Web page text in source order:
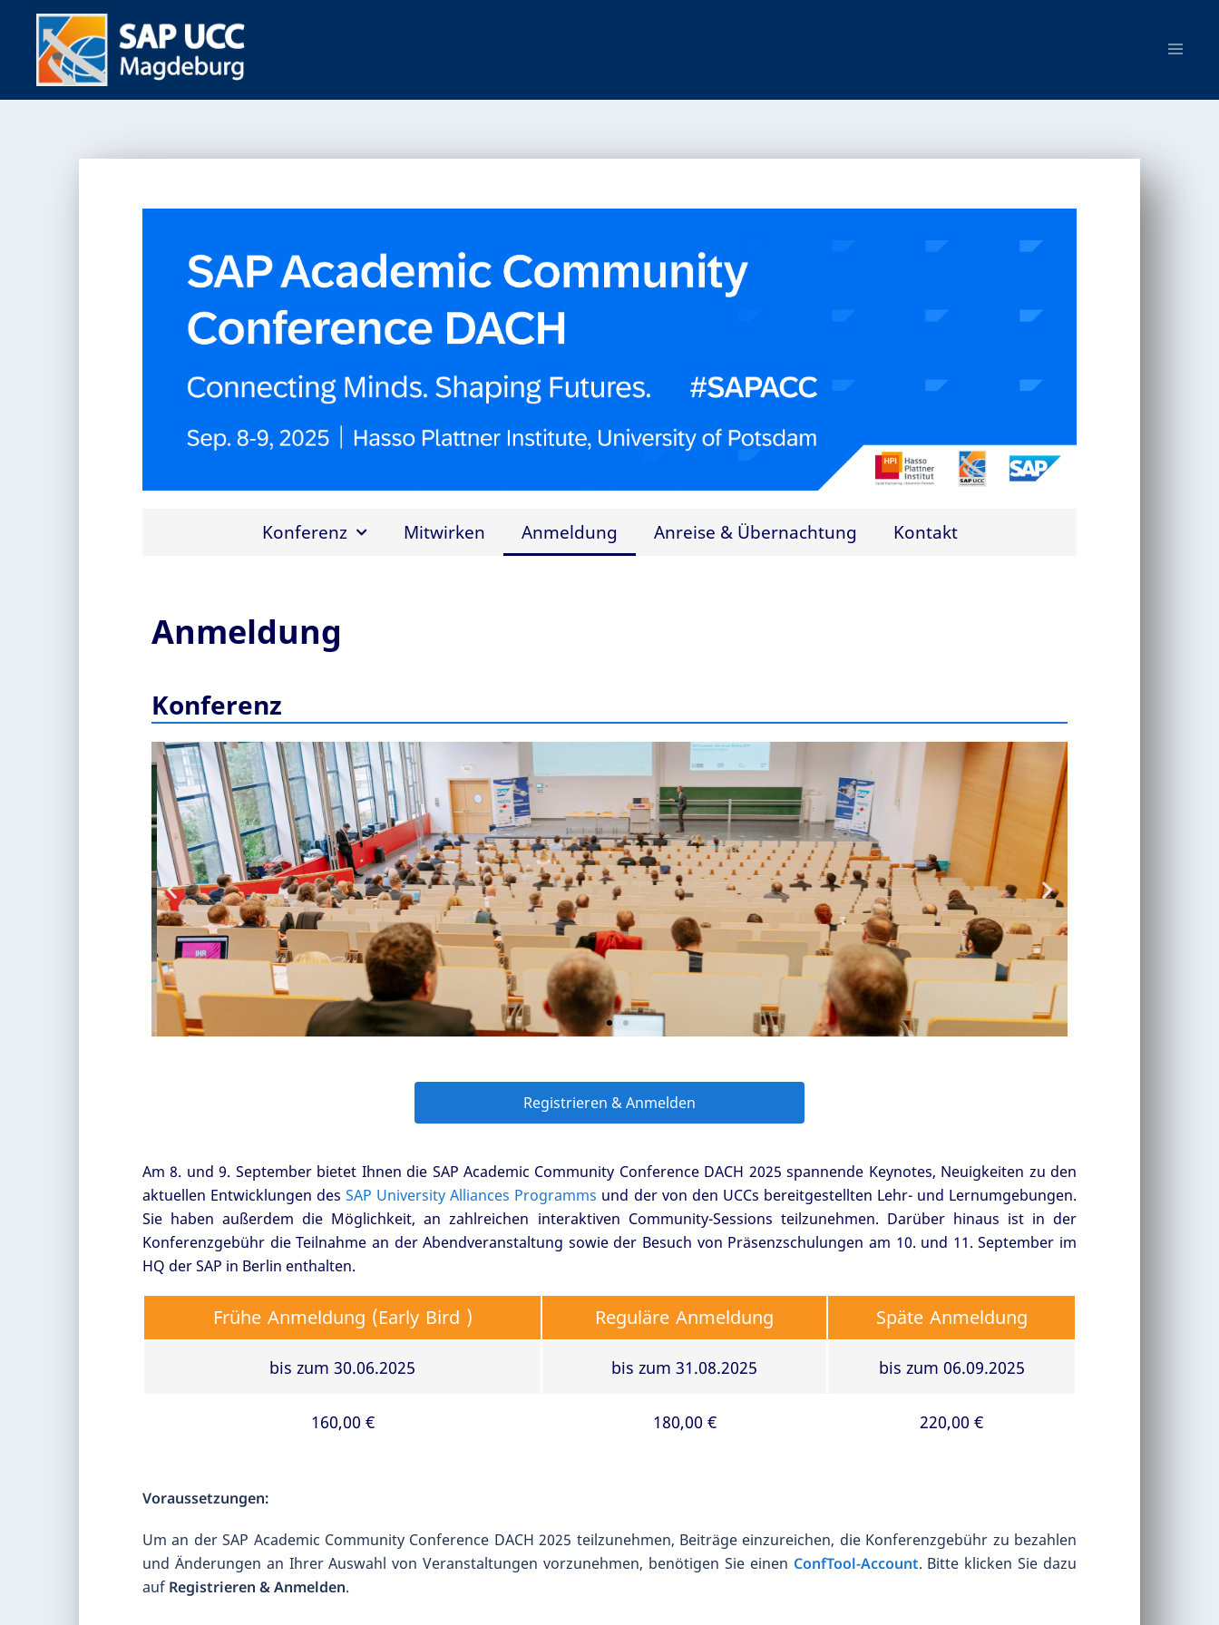
Konferenz Mitwirken Anmeldung Anreise & Übernachtung Kontakt
Anmeldung
Konferenz
Registrieren & Anmelden
Am 8. und 9. September bietet Ihnen die SAP Academic Community Conference DACH 2025 spannende Keynotes, Neuigkeiten zu den
aktuellen Entwicklungen desSAP University Alliances Programms und der von den UCCs bereitgestellten Lehr- und Lernumgebungen.
Sie haben außerdem die Möglichkeit, an zahlreichen interaktiven Community-Sessions teilzunehmen. Darüber hinaus ist in der
Konferenzgebühr die Teilnahme an der Abendveranstaltung sowie der Besuch von Präsenzschulungen am 10. und 11. September im
HQ der SAP in Berlin enthalten.
Frühe Anmeldung (Early Bird ) Reguläre Anmeldung Späte Anmeldung
bis zum 30.06.2025 bis zum 31.08.2025 bis zum 06.09.2025
160,00 € 180,00 € 220,00 €
Voraussetzungen:
Um an der SAP Academic Community Conference DACH 2025 teilzunehmen, Beiträge einzureichen, die Konferenzgebühr zu bezahlen
und Änderungen an Ihrer Auswahl von Veranstaltungen vorzunehmen, benötigen Sie einen ConfTool-Account. Bitte klicken Sie dazu
auf Registrieren & Anmelden.